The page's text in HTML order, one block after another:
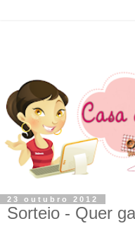
23 outubro 2012
Sorteio - Quer